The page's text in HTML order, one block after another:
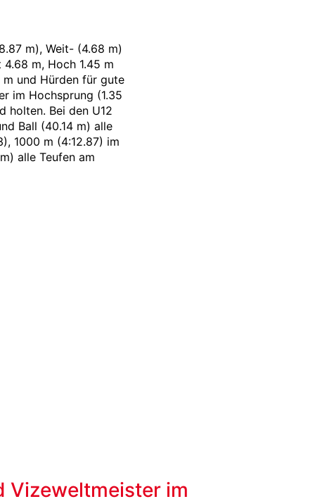
m), Weit- (4.68 m)
m, Hoch 1.45 m
und Hürden für gute
im Hochsprung (1.35
holten. Bei den U12
Ball (40.14 m) alle
1000 m (4:12.87) im
alle Teufen am
Vizeweltmeister im